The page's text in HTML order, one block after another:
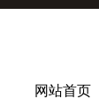
网站首页